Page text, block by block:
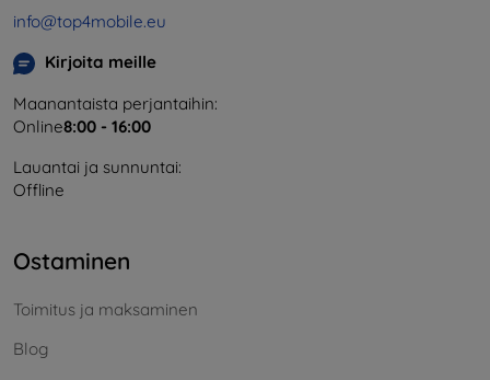
info@top4mobile.eu
Kirjoita meille
Maanantaista perjantaihin:
Online8:00 - 16:00
Lauantai ja sunnuntai:
Offline
Ostaminen
Toimitus ja maksaminen
Blog